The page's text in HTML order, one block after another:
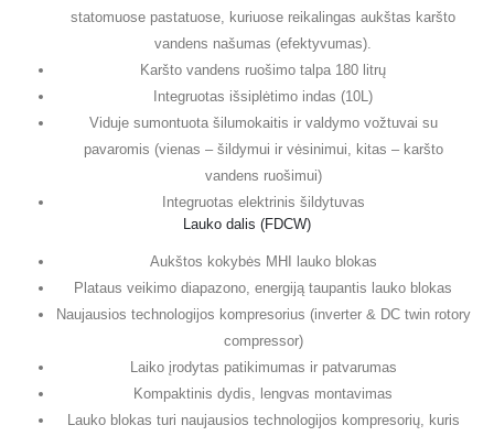
statomuose pastatuose, kuriuose reikalingas aukštas karšto
vandens našumas (efektyvumas).
Karšto vandens ruošimo talpa 180 litrų
Integruotas išsiplėtimo indas (10L)
Viduje sumontuota šilumokaitis ir valdymo vožtuvai su
pavaromis (vienas – šildymui ir vėsinimui, kitas – karšto
vandens ruošimui)
Integruotas elektrinis šildytuvas
Lauko dalis (FDCW)
Aukštos kokybės MHI lauko blokas
Plataus veikimo diapazono, energiją taupantis lauko blokas
Naujausios technologijos kompresorius (inverter & DC twin rotory
compressor)
Laiko įrodytas patikimumas ir patvarumas
Kompaktinis dydis, lengvas montavimas
Lauko blokas turi naujausios technologijos kompresorių, kuris